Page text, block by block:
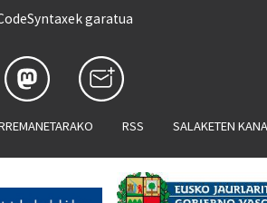
garatua
RSS SALAKETEN